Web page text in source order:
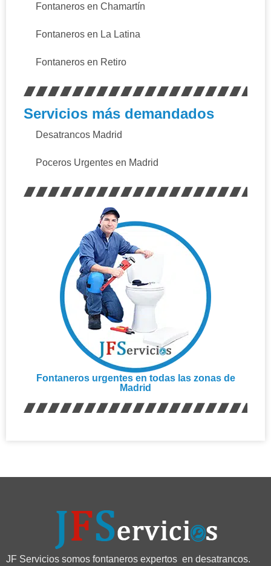
Fontaneros en Chamartín
Fontaneros en La Latina
Fontaneros en Retiro
Servicios más demandados
Desatrancos Madrid
Poceros Urgentes en Madrid
Fontaneros urgentes en todas las zonas de
Madrid
JF Servicios somos fontaneros expertos en desatrancos.